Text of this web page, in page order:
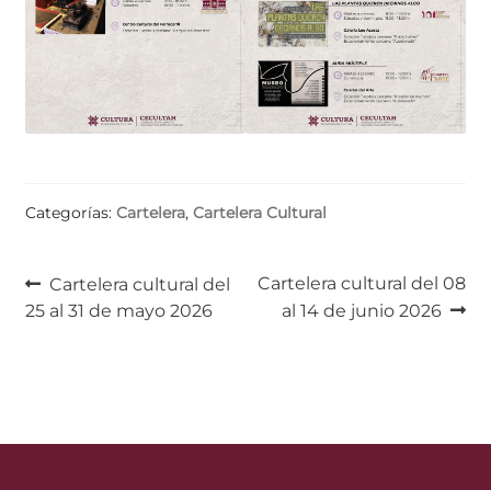
Categorías: Cartelera, Cartelera Cultural
Navegación
de
Anterior:
Cartelera cultural del
25 al 31 de mayo 2026
Siguiente:
Cartelera cultural del 08
al 14 de junio 2026